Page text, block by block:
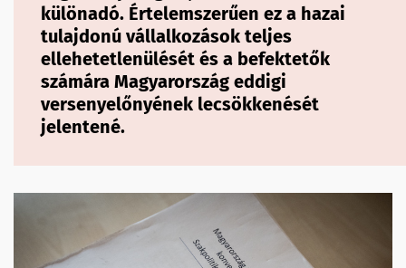
különadó. Értelemszerűen ez a hazai
tulajdonú vállalkozások teljes
ellehetetlenülését és a befektetők
számára Magyarország eddigi
versenyelőnyének lecsökkenését
jelentené.